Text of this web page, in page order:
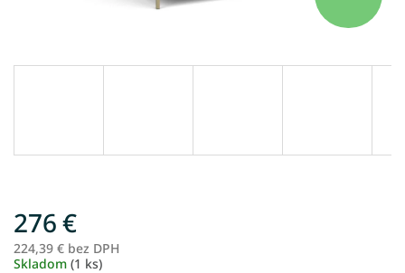
276 €
224,39 € bez DPH
Skladom (1 ks)